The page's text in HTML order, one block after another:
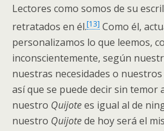
Lectores como somos de su
retratados en él.[13] Como él,
personalizamos lo que leemos,
inconscientemente, según
nuestras necesidades o
así que se puede decir sin temor
nuestro Quijotees igual al de
nuestro Quijotede hoy será el